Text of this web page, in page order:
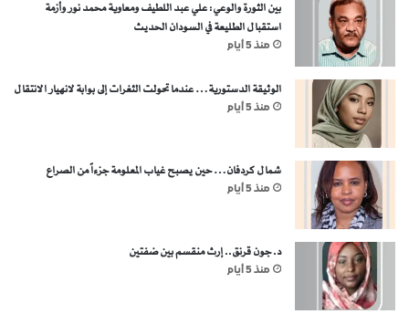
بين الثورة والوعي: علي عبد اللطيف ومعاوية محمد نور وأزمة
استقبال الطليعة في السودان الحديث
منذ 5 أيام
الوثيقة الدستورية… عندما تحولت الثغرات إلى بوابة لانهيار الانتقال
منذ 5 أيام
شمال كردفان… حين يصبح غياب المعلومة جزءاً من الصراع
منذ 5 أيام
د. جون قرنق.. إرث منقسم بين ضفتين
منذ 5 أيام